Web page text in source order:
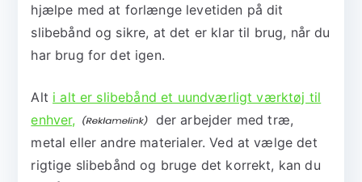
hjælpe med at forlænge levetiden på dit
slibebånd og sikre, at det er klar til brug, når du
har brug for det igen.
Alt i alt er slibebånd et uundværligt værktøj til
enhver,
der arbejder med træ,
metal eller andre materialer. Ved at vælge det
rigtige slibebånd og bruge det korrekt, kan du